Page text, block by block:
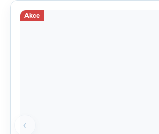
‹
Akce